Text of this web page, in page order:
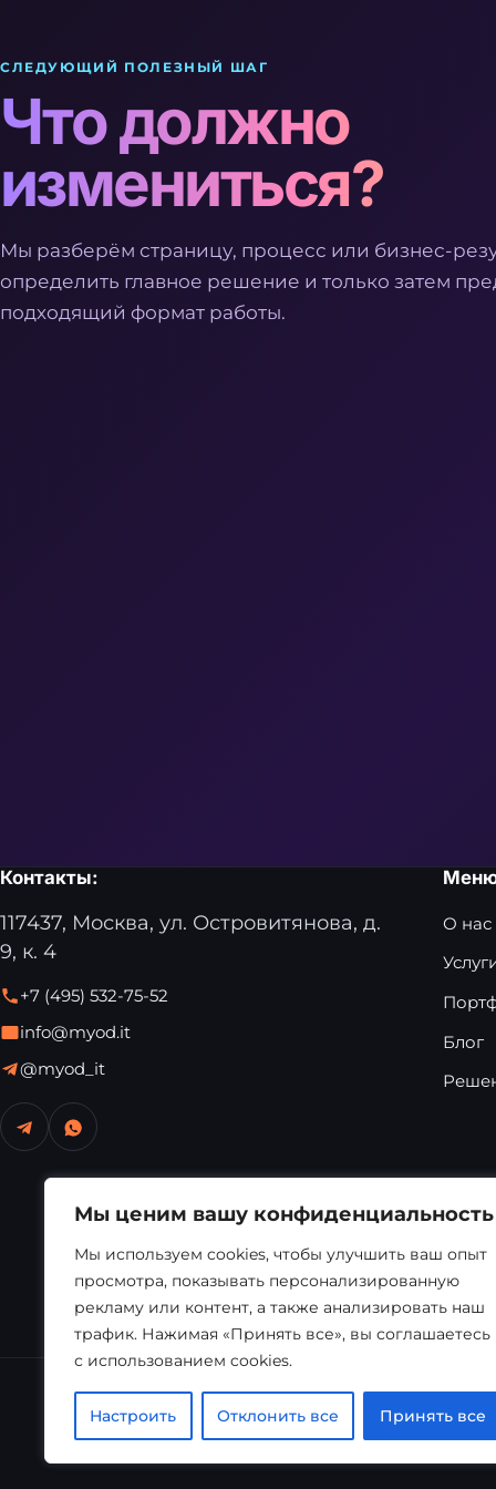
Мы ценим вашу конфиденциальность
Мы используем cookies, чтобы улучшить ваш опыт
просмотра, показывать персонализированную
рекламу или контент, а также анализировать наш
трафик. Нажимая «Принять все», вы соглашаетесь
с использованием cookies.
Настроить Отклонить все Принять все
СЛЕДУЮЩИЙ ПОЛЕЗНЫЙ ШАГ
Что должно
измениться?
Мы разберём страницу, процесс или бизнес-
определить главное решение и только затем
подходящий формат работы.
Контакты:
117437, Москва, ул. Островитянова, д.
9, к. 4
+7 (495) 532-75-52
info@myod.it
@myod_it
О нас
Блог